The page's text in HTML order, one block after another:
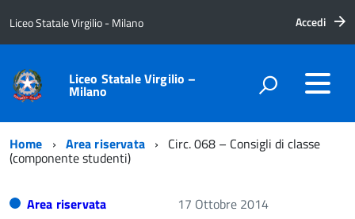
Liceo Statale Virgilio - Milano Accedi
Liceo Statale Virgilio –
Milano
Home Area riservata Circ. 068 – Consigli di classe
(componente studenti)
Area riservata 17 Ottobre 2014